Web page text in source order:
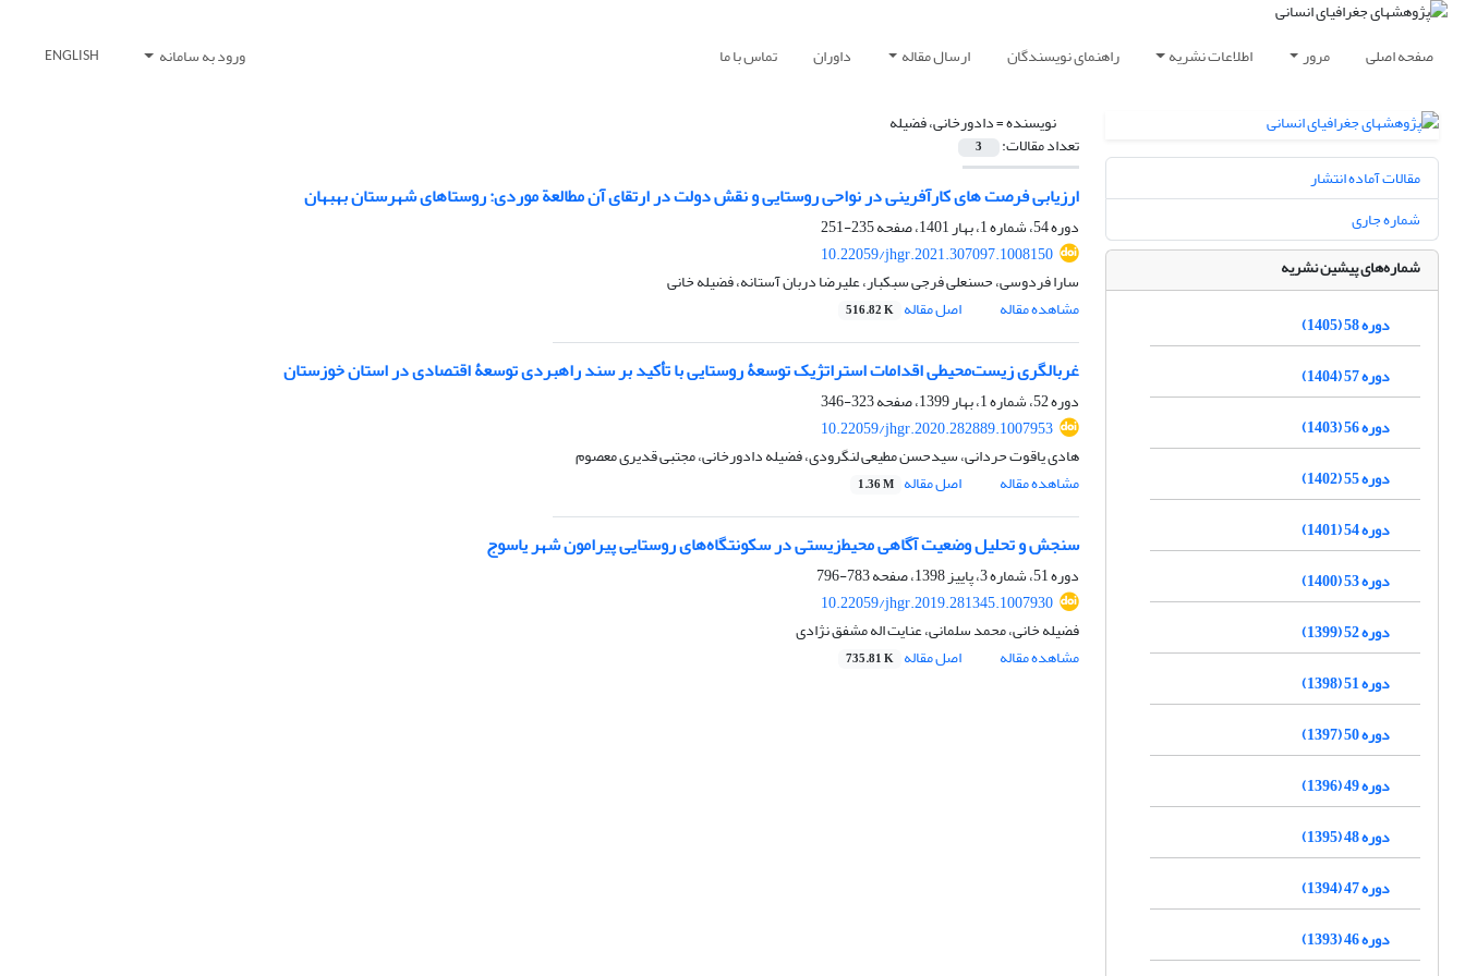
صفحه اصلی مرور اطلاعات نشریه راهنمای نویسندگان ارسال مقاله داوران تماس با ما ورود به سامانه ENGLISH
نویسنده =دادورخانی، فضیله
تعداد مقالات: 3
ارزیابی فرصت‏ های کارآفرینی در نواحی روستایی و نقش دولت در ارتقای‏ آن مطالعة موردی: روستاهای شهرستان بهبهان
دوره 54، شماره 1، بهار 1401، صفحه
235-251
10.22059/jhgr.2021.307097.1008150
سارا فردوسی، حسنعلی فرجی سبکبار، علیرضا دربان آستانه، فضیله خانی
مشاهده مقاله
اصل مقاله 516.82 K
غربالگری زیست‌محیطی اقدامات استراتژیک توسعۀ روستایی با تأکید بر سند راهبردی توسعۀ اقتصادی در استان خوزستان
دوره 52، شماره 1، بهار 1399، صفحه
323-346
10.22059/jhgr.2020.282889.1007953
هادی یاقوت حردانی، سیدحسن مطیعی لنگرودی، فضیله دادورخانی، مجتبی قدیری معصوم
مشاهده مقاله
اصل مقاله 1.36 M
سنجش و تحلیل وضعیت آگاهی محیط‌زیستی در سکونتگاه‌های روستایی پیرامون شهر یاسوج
دوره 51، شماره 3، پاییز 1398، صفحه
783-796
10.22059/jhgr.2019.281345.1007930
فضیله خانی، محمد سلمانی، عنایت اله مشفق نژادی
مشاهده مقاله
اصل مقاله 735.81 K
مقالات آماده انتشار
شماره جاری
شماره‌های پیشین نشریه
دوره 58 (1405)
دوره 57 (1404)
دوره 56 (1403)
دوره 55 (1402)
دوره 54 (1401)
دوره 53 (1400)
دوره 52 (1399)
دوره 51 (1398)
دوره 50 (1397)
دوره 49 (1396)
دوره 48 (1395)
دوره 47 (1394)
دوره 46 (1393)